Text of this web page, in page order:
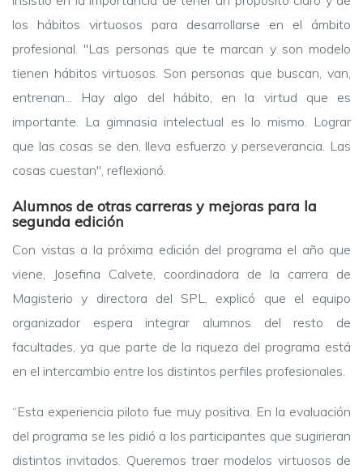
los hábitos virtuosos para desarrollarse en el ámbito
profesional. "Las personas que te marcan y son modelo
tienen hábitos virtuosos. Son personas que buscan, van,
entrenan... Hay algo del hábito, en la virtud que es
importante. La gimnasia intelectual es lo mismo. Lograr
que las cosas se den, lleva esfuerzo y perseverancia. Las
cosas cuestan", reflexionó.
Alumnos de otras carreras y mejoras para la
segunda edición
Con vistas a la próxima edición del programa el año que
viene, Josefina Calvete, coordinadora de la carrera de
Magisterio y directora del SPL, explicó que el equipo
organizador espera integrar alumnos del resto de
facultades, ya que parte de la riqueza del programa está
en el intercambio entre los distintos perfiles profesionales.
“Esta experiencia piloto fue muy positiva. En la evaluación
del programa se les pidió a los participantes que sugirieran
distintos invitados. Queremos traer modelos virtuosos de